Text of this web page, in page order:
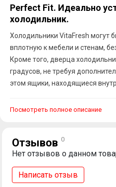
Perfect Fit. Идеально
холодильник.
Холодильники VitaFresh могут
вплотную к мебели и стенам,
Кроме того, дверца
градусов, не требуя
этом ящики, находящиеся
Посмотреть полное описание
Отзывов 0
Нет отзывов о данном
Написать отзыв